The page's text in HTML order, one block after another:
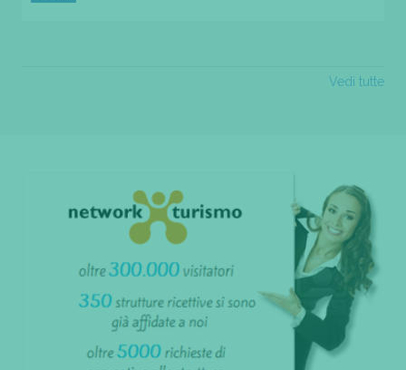
Vedi tutte